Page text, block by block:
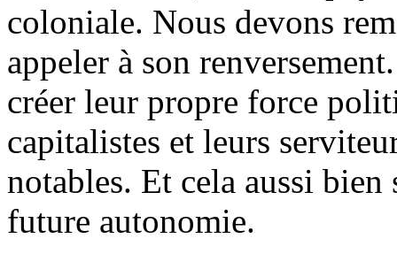
coloniale. Nous devons
appeler à son
créer leur propre force
capitalistes et leurs
notables. Et cela aussi bien
future autonomie.